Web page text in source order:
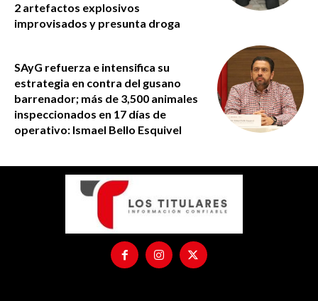
2 artefactos explosivos
improvisados y presunta droga
SAyG refuerza e intensifica su
estrategia en contra del gusano
barrenador; más de 3,500 animales
inspeccionados en 17 días de
operativo: Ismael Bello Esquivel